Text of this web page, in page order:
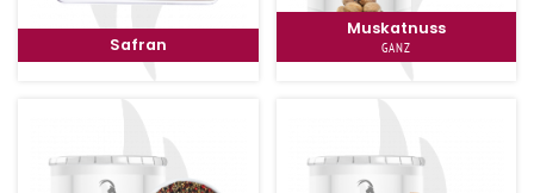
Safran
Muskatnuss
GANZ